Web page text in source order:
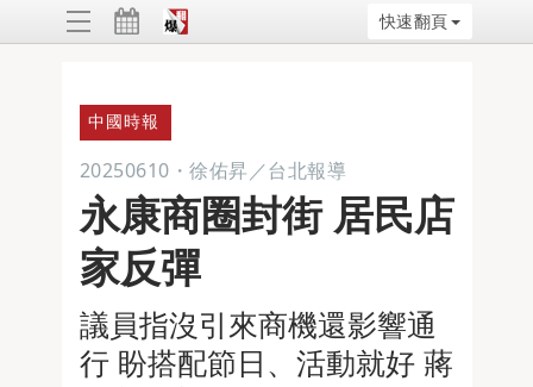
快速翻頁
中國時報
20250610 ・ 徐佑昇／台北報導
永康商圈封街 居民店
家反彈
議員指沒引來商機還影響通
行 盼搭配節日、活動就好 蔣